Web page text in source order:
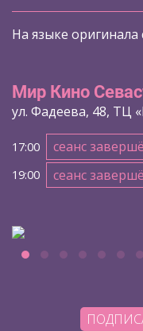
На языке оригинала
Мир Кино
ул. Фадеева, 48, ТЦ
17:00 сеанс
19:00 сеанс